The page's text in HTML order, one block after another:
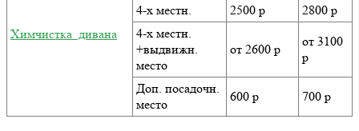
Химчистка дивана
4-х местн.
2500 р
2800 р
4-х местн.
+выдвижн.
место
от 2600 р
от 3100
р
Доп. посадочн.
место
600 р 700 р